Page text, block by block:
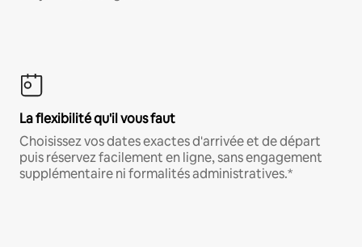
La flexibilité qu'il vous faut
Choisissez vos dates exactes d'arrivée et de départ
puis réservez facilement en ligne, sans engagement
supplémentaire ni formalités administratives.*